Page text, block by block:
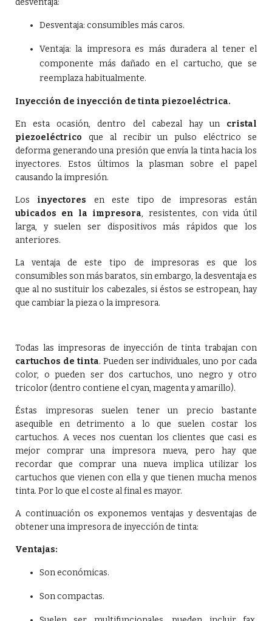
Desventaja: consumibles más caros.
Ventaja: la impresora es más duradera al tener el
componente más dañado en el cartucho, que se
reemplaza habitualmente.
Inyección de inyección de tinta piezoeléctrica.
En esta ocasión, dentro del cabezal hay un cristal
piezoeléctrico que al recibir un pulso eléctrico se
deforma generando una presión que envía la tinta hacia los
inyectores. Estos últimos la plasman sobre el papel
causando la impresión.
Los inyectores en este tipo de impresoras están
ubicados en la impresora, resistentes, con vida útil
larga, y suelen ser dispositivos más rápidos que los
anteriores.
La ventaja de este tipo de impresoras es que los
consumibles son más baratos, sin embargo, la desventaja es
que al no sustituir los cabezales, si éstos se estropean, hay
que cambiar la pieza o la impresora.
Todas las impresoras de inyección de tinta trabajan con
cartuchos de tinta. Pueden ser individuales, uno por cada
color, o pueden ser dos cartuchos, uno negro y otro
tricolor (dentro contiene el cyan, magenta y amarillo).
Éstas impresoras suelen tener un precio bastante
asequible en detrimento a lo que suelen costar los
cartuchos. A veces nos cuentan los clientes que casi es
mejor comprar una impresora nueva, pero hay que
recordar que comprar una nueva implica utilizar los
cartuchos que vienen con ella y que tienen mucha menos
tinta. Por lo que el coste al final es mayor.
A continuación os exponemos ventajas y desventajas de
obtener una impresora de inyección de tinta:
Ventajas:
Son económicas.
Son compactas.